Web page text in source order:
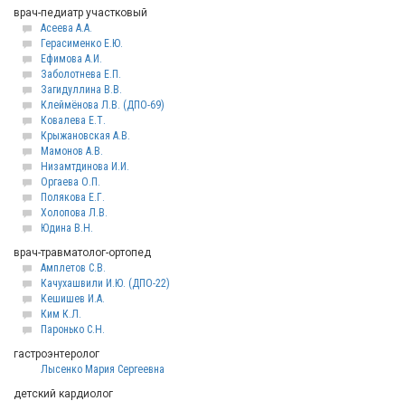
врач-педиатр участковый
Асеева А.А.
Герасименко Е.Ю.
Ефимова А.И.
Заболотнева Е.П.
Загидуллина В.В.
Клеймёнова Л.В. (ДПО-69)
Ковалева Е.Т.
Крыжановская А.В.
Мамонов А.В.
Низамтдинова И.И.
Оргаева О.П.
Полякова Е.Г.
Холопова Л.В.
Юдина В.Н.
врач-травматолог-ортопед
Амплетов С.В.
Качухашвили И.Ю. (ДПО-22)
Кешишев И.А.
Ким К.Л.
Паронько С.Н.
гастроэнтеролог
Лысенко Мария Сергеевна
детский кардиолог